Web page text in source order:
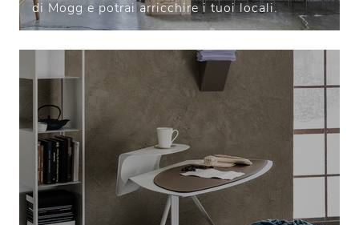
di Mogg e potrai arricchire i tuoi locali.